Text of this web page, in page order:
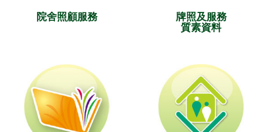
院舍照顧服務
牌照及服務
質素資料